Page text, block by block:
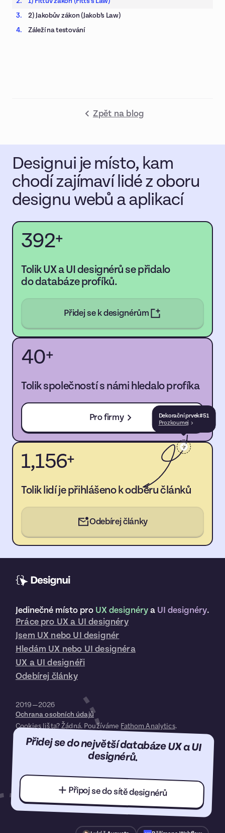
2) Jakobův zákon (Jakob’s Law)
Záleží na testování
Zpět na blog
Designui je místo, kam
chodí zajímaví lidé z oboru
designu webů a aplikací
392+
Tolik UX a UI designérů se přidalo
do databáze profíků.
Přidej se k designérům
40+
Tolik společností s námi hledalo profíka
Pro firmy
1,156+
Tolik lidí je přihlášeno k odběru článků
Odebírej články
Dekorační prvek#51
Prozkoumej
Jedinečné místo pro UX designérya UI designéry.
Práce pro UX a UI designéry
Jsem UX nebo UI designér
Hledám UX nebo UI designéra
UX a UI designéři
Odebírej články
2019—2026
Ochrana osobních údajů
Cookies lišta? Žádná. Používáme Fathom Analytics.
Přidej se do největší databáze UX a UI
designérů.
Připoj se do sítě designérů